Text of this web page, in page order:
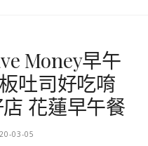
Money早午
吐司好吃唷
花蓮早午餐
03-05